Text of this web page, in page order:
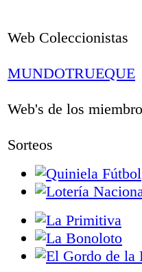
Web Coleccionistas
MUNDOTRUEQUE
Web's de los
Sorteos